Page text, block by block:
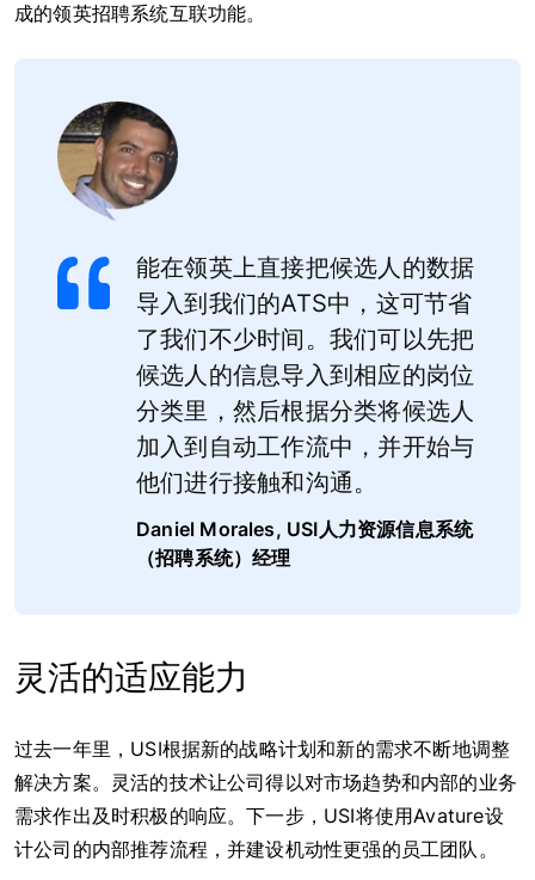
成的领英招聘系统互联功能。
能在领英上直接把候选人的数据
导入到我们的ATS中，这可节省
了我们不少时间。我们可以先把
候选人的信息导入到相应的岗位
分类里，然后根据分类将候选人
加入到自动工作流中，并开始与
他们进行接触和沟通。
Daniel Morales, USI人力资源信息系统
（招聘系统）经理
灵活的适应能力
过去一年里，USI根据新的战略计划和新的需求不断地调整
解决方案。灵活的技术让公司得以对市场趋势和内部的业务
需求作出及时积极的响应。下一步，USI将使用Avature设
计公司的内部推荐流程，并建设机动性更强的员工团队。